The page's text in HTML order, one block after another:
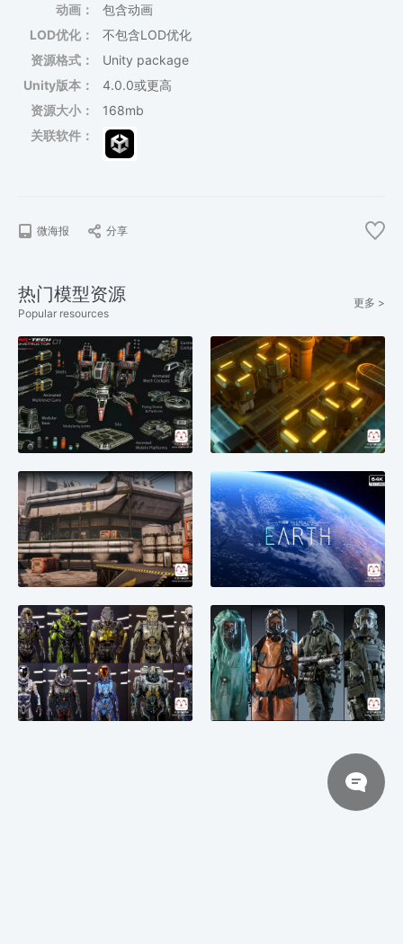
动画：
包含动画
LOD优化：
不包含LOD优化
资源格式：
Unity package
Unity版本：
4.0.0或更高
资源大小：
168mb
关联软件：
微海报 分享
热门模型资源
Popular resources
更多 >